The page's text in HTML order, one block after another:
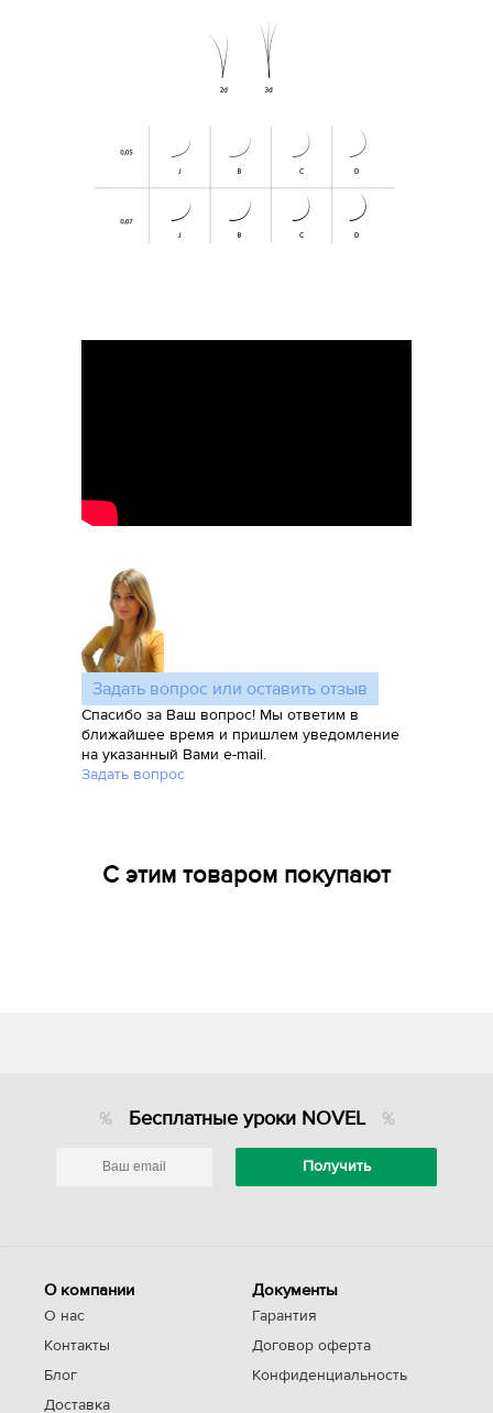
Задать вопрос или оставить отзыв
Спасибо за Ваш вопрос! Мы ответим в
ближайшее время и пришлем уведомление
на указанный Вами e-mail.
Задать вопрос
С этим товаром покупают
Бесплатные уроки NOVEL
О компании
О нас
Контакты
Блог
Доставка
Документы
Гарантия
Договор оферта
Конфиденциальность